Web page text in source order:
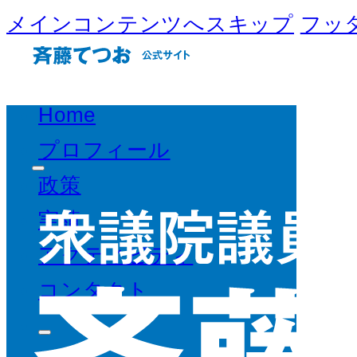
メインコンテンツへスキップ フッ
Home
プロフィール
政策
実績
アクティビティ
コンタクト